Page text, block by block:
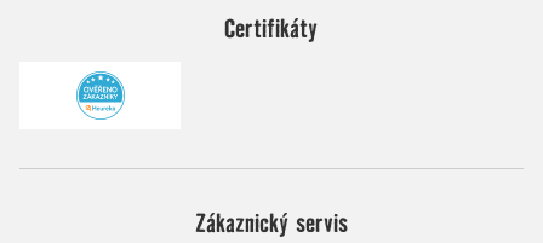
Certifikáty
Zákaznický servis